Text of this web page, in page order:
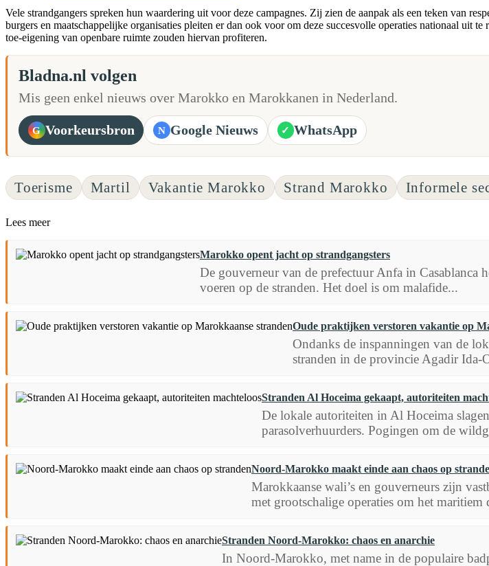
Vele strandgangers spreken hun waardering uit voor deze campagnes. Zij zien de aanpak als een teken van
burgers en maatschappelijke organisaties pleiten er dan ook voor om deze succesvolle operaties nationaal uit
toe-eigening van openbare ruimte zouden hiervan profiteren.
Bladna.nl volgen
Mis geen enkel nieuws over Marokko en Marokkanen in Nederland.
G Voorkeursbron N Google Nieuws ✓ WhatsApp
Toerisme Martil Vakantie Marokko Strand Marokko Informele
Lees meer
Marokko opent jacht op strandgangsters
De gouverneur van de prefectuur Anfa in Casablanca
voeren op de stranden. Het doel is om malafide...
Oude praktijken verstoren vakantie op
Ondanks de inspanningen van de
stranden in de provincie Agadir Ida-
Stranden Al Hoceima gekaapt, autoriteiten
De lokale autoriteiten in Al Hoceima
parasolverhuurders. Pogingen om de
Noord-Marokko maakt einde aan chaos op
Marokkaanse wali’s en gouverneurs zijn
met grootschalige operaties om het maritiem
Stranden Noord-Marokko: chaos en anarchie
In Noord-Marokko, met name in de populaire